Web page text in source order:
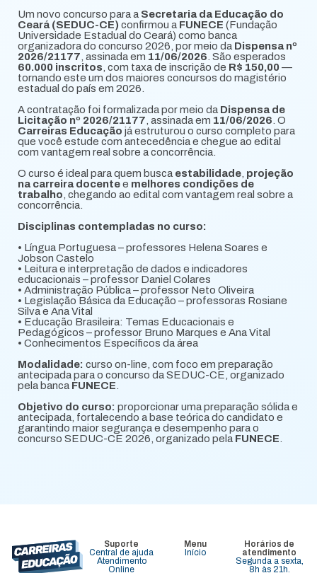
Um novo concurso para a Secretaria da Educação do
Ceará (SEDUC-CE) confirmou a FUNECE (Fundação
Universidade Estadual do Ceará) como banca
organizadora do concurso 2026, por meio da Dispensa nº
2026/21177, assinada em 11/06/2026. São esperados
60.000 inscritos, com taxa de inscrição de R$ 150,00 —
tornando este um dos maiores concursos do magistério
estadual do país em 2026.
A contratação foi formalizada por meio da Dispensa de
Licitação nº 2026/21177, assinada em 11/06/2026. O
Carreiras Educação já estruturou o curso completo para
que você estude com antecedência e chegue ao edital
com vantagem real sobre a concorrência.
O curso é ideal para quem busca estabilidade, projeção
na carreira docentee melhores condições de
trabalho, chegando ao edital com vantagem real sobre a
concorrência.
Disciplinas contempladas no curso:
• Língua Portuguesa – professores Helena Soares e
Jobson Castelo
• Leitura e interpretação de dados e indicadores
educacionais – professor Daniel Colares
• Administração Pública – professor Neto Oliveira
• Legislação Básica da Educação – professoras Rosiane
Silva e Ana Vital
• Educação Brasileira: Temas Educacionais e
Pedagógicos – professor Bruno Marques e Ana Vital
• Conhecimentos Específicos da área
Modalidade: curso on-line, com foco em preparação
antecipada para o concurso da SEDUC-CE, organizado
pela banca FUNECE.
Objetivo do curso: proporcionar uma preparação sólida e
antecipada, fortalecendo a base teórica do candidato e
garantindo maior segurança e desempenho para o
concurso SEDUC-CE 2026, organizado pela FUNECE.
Suporte
Central de ajuda
Atendimento
Online
Menu
Início
Horários de
atendimento
Segunda a sexta,
8h às 21h.